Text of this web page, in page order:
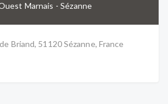
Marnais -Sézanne
Briand, 51120 Sézanne, France